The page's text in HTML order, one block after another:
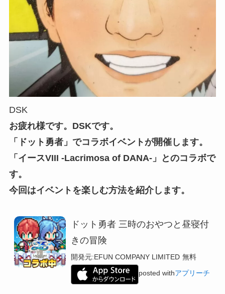
DSK
お疲れ様です。DSKです。
「ドット勇者」でコラボイベントが開催します。
「イースVIII -Lacrimosa of DANA-」とのコラボで
す。
今回はイベントを楽しむ方法を紹介します。
ドット勇者 三時のおやつと昼寝付
きの冒険
開発元:EFUN COMPANY LIMITED 無料
posted withアプリーチ